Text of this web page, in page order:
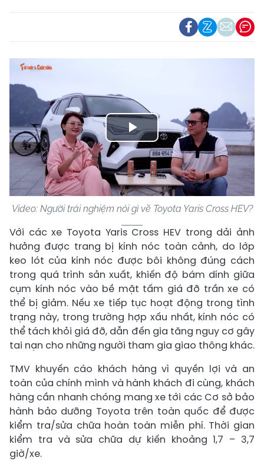
Play
Video
Video: Người trải nghiệm nói gì về Toyota Yaris Cross HEV?
Với các xe Toyota Yaris Cross HEV trong dải ảnh
hưởng được trang bị kính nóc toàn cảnh, do lớp
keo lót của kính nóc được bôi không đúng cách
trong quá trình sản xuất, khiến độ bám dính giữa
cụm kính nóc vào bề mặt tấm giá đỡ trần xe có
thể bị giảm. Nếu xe tiếp tục hoạt động trong tình
trạng này, trong trường hợp xấu nhất, kính nóc có
thể tách khỏi giá đỡ, dẫn đến gia tăng nguy cơ gây
tai nạn cho những người tham gia giao thông khác.
TMV khuyến cáo khách hàng vì quyền lợi và an
toàn của chính mình và hành khách đi cùng, khách
hàng cần nhanh chóng mang xe tới các Cơ sở bảo
hành bảo dưỡng Toyota trên toàn quốc để được
kiểm tra/sửa chữa hoàn toàn miễn phí. Thời gian
kiểm tra và sửa chữa dự kiến khoảng 1,7 – 3,7
giờ/xe.